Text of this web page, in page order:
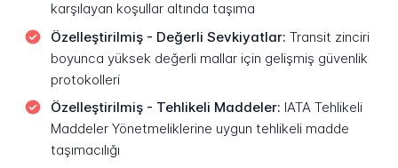
karşılayan koşullar altında taşıma
Özelleştirilmiş - Değerli Sevkiyatlar: Transit zinciri
boyunca yüksek değerli mallar için gelişmiş güvenlik
protokolleri
Özelleştirilmiş - Tehlikeli Maddeler: IATA Tehlikeli
Maddeler Yönetmeliklerine uygun tehlikeli madde
taşımacılığı